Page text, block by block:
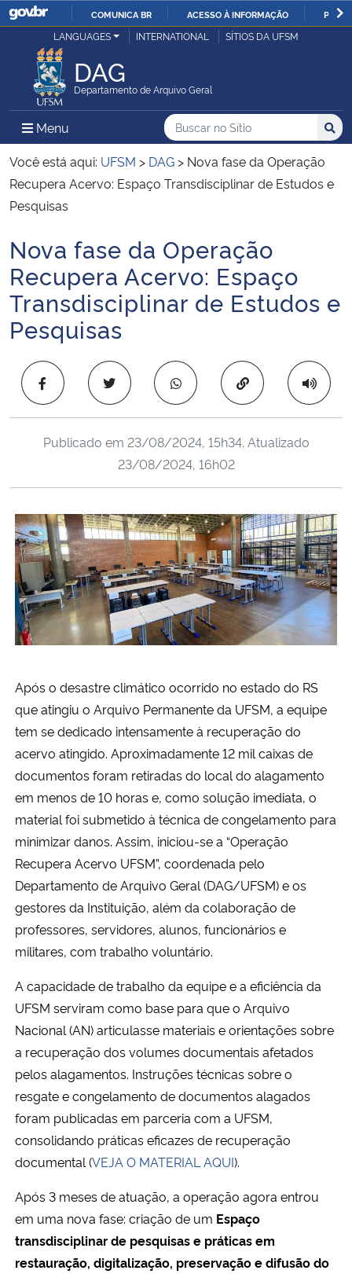
IR
COMUNICA BR ACESSO À INFORMAÇÃO
Ministério da Justiça e Segurança Pública
Ministério da Defesa
Ministério das Relações Exteriores
Ministério da Economia
Ministério da Infraestrutura
Ministério da Agricultura, Pecuária e Abastecimento
Ministério da Educação
Ministério da Cidadania
Ministério da Saúde
Ministério de Minas e Energia
Ministério da Ciência, Tecnologia, Inovações e Comunicações
Ministério do Meio Ambiente
Ministério do Turismo
Ministério do Desenvolvimento Regional
Ministério da Mulher, da Família e dos Direitos Humanos
Secretaria-Geral
Secretaria de Governo
Gabinete de Segurança Institucional
Advocacia-Geral da União
Banco Central do Brasil
Planalto
LANGUAGES INTERNATIONAL SÍTIOS DA UFSM
DAG
Departamento de Arquivo Geral
Menu Menu Principal do Sítio
Busca
Buscar no no Sítio
Busca:
Você está aqui: UFSM > DAG > Nova fase da Operação
Recupera Acervo: Espaço Transdisciplinar de Estudos e
Pesquisas
Início do conteúdo
Nova fase da Operação
Recupera Acervo: Espaço
Transdisciplinar de Estudos e
Pesquisas
Copiar para área
Publicado em 23/08/2024, 15h34. Atualizado
23/08/2024, 16h02
Após o desastre climático ocorrido no estado do RS
que atingiu o Arquivo Permanente da UFSM, a equipe
tem se dedicado intensamente à recuperação do
acervo atingido. Aproximadamente 12 mil caixas de
documentos foram retiradas do local do alagamento
em menos de 10 horas e, como solução imediata, o
material foi submetido à técnica de congelamento para
minimizar danos. Assim, iniciou-se a “Operação
Recupera Acervo UFSM”, coordenada pelo
Departamento de Arquivo Geral (DAG/UFSM) e os
gestores da Instituição, além da colaboração de
professores, servidores, alunos, funcionários e
militares, com trabalho voluntário.
A capacidade de trabalho da equipe e a eficiência da
UFSM serviram como base para que o Arquivo
Nacional (AN) articulasse materiais e orientações sobre
a recuperação dos volumes documentais afetados
pelos alagamentos. Instruções técnicas sobre o
resgate e congelamento de documentos alagados
foram publicadas em parceria com a UFSM,
consolidando práticas eficazes de recuperação
documental (VEJA O MATERIAL AQUI).
Após 3 meses de atuação, a operação agora entrou
em uma nova fase: criação de um Espaço
transdisciplinar de pesquisas e práticas em
restauração, digitalização, preservação e difusão do